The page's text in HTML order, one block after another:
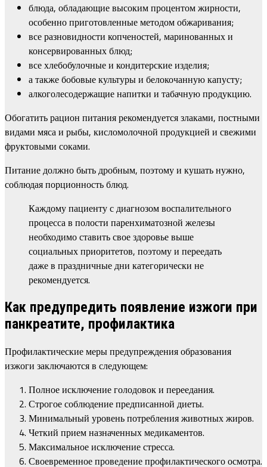
блюда, обладающие высоким процентом жирности,
особенно приготовленные методом обжаривания;
все разновидности копченостей, маринованных и
консервированных блюд;
все хлебобулочные и кондитерские изделия;
а также бобовые культуры и белокочанную капусту;
алкоголесодержащие напитки и табачную продукцию.
Обогатить рацион питания рекомендуется злаками, постными
видами мяса и рыбы, кисломолочной продукцией и свежими
фруктовыми соками.
Питание должно быть дробным, поэтому и кушать нужно,
соблюдая порционность блюд.
Каждому пациенту с диагнозом воспалительного
процесса в полости паренхиматозной железы
необходимо ставить свое здоровье выше
социальных приоритетов, поэтому и переедать
даже в праздничные дни категорически не
рекомендуется.
Как предупредить появление изжоги при
панкреатите, профилактика
Профилактические меры предупреждения образования
изжоги заключаются в следующем:
Полное исключение голодовок и переедания.
Строгое соблюдение предписанной диеты.
Минимальный уровень потребления животных жиров.
Четкий прием назначенных медикаментов.
Максимальное исключение стресса.
Своевременное проведение профилактического осмотра.